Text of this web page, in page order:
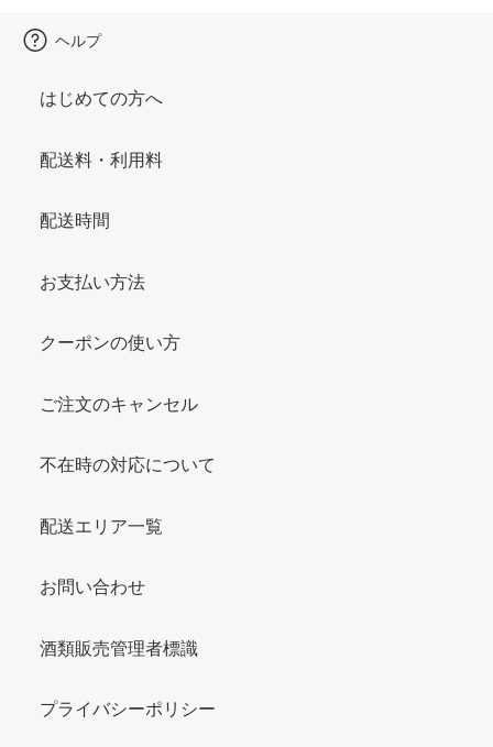
ヘルプ
はじめての方へ
配送料・利用料
配送時間
お支払い方法
クーポンの使い方
ご注文のキャンセル
不在時の対応について
配送エリア一覧
お問い合わせ
酒類販売管理者標識
プライバシーポリシー